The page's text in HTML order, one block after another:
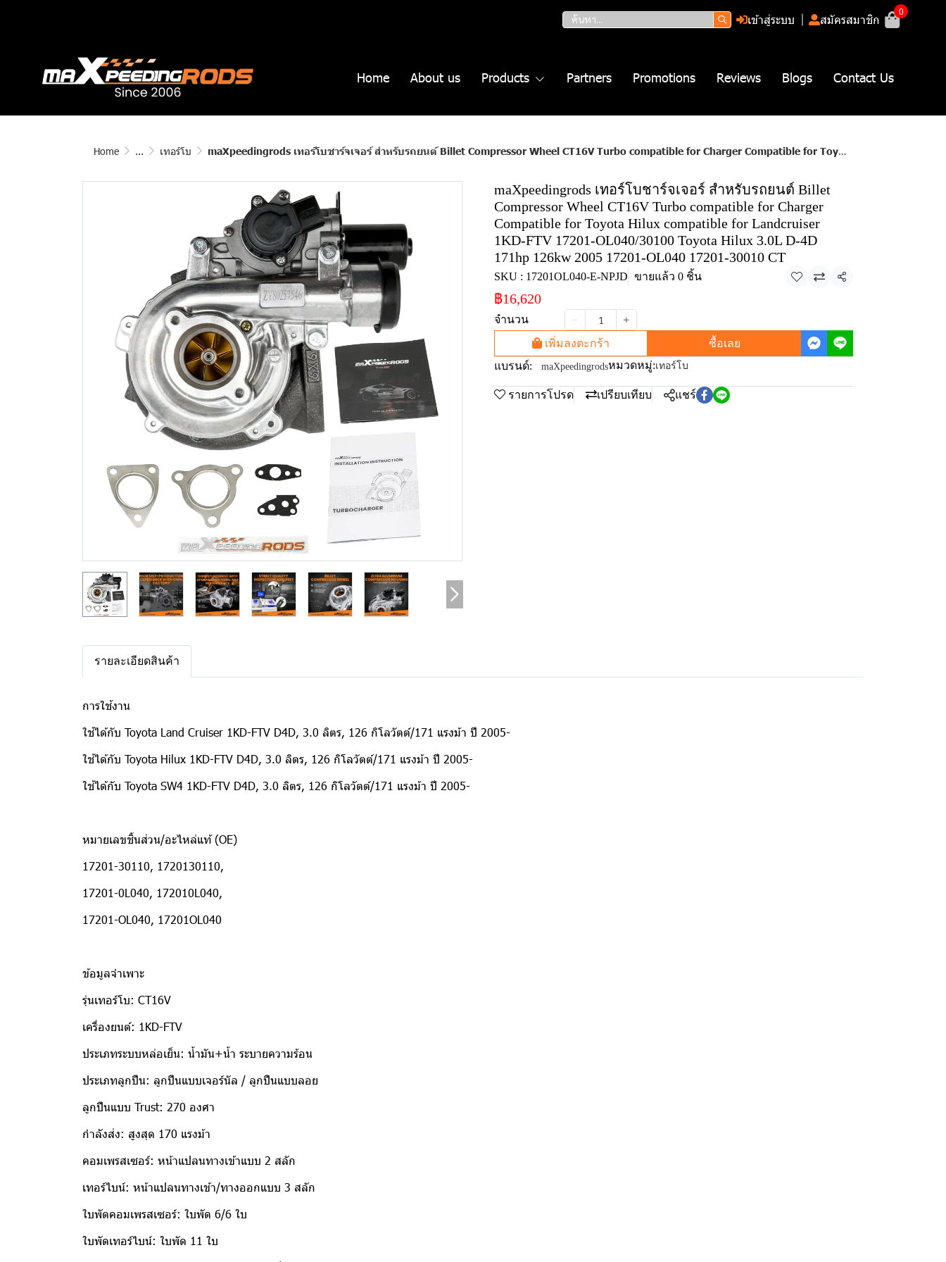
เข้าสู่ระบบ สมัครสมาชิก
0
Home About us Products Partners Promotions Reviews Blogs Contact Us
Home ... เทอร์โบ maXpeedingrods เทอร์โบชาร์จเจอร์ สำหรับรถยนต์ Billet Compressor Wheel CT16V Turbo compatible for Charger Compatible for Toyota Hilux compatible for Landcruiser 1KD-FTV 17201-OL040/30100 Toyota Hilux 3.0L D-4D 171hp 126kw 2005 17201-OL040 17201-30010 CT
maXpeedingrods เทอร์โบชาร์จเจอร์ สำหรับรถยนต์ Billet
Compressor Wheel CT16V Turbo compatible for Charger
Compatible for Toyota Hilux compatible for Landcruiser
1KD-FTV 17201-OL040/30100 Toyota Hilux 3.0L D-4D
171hp 126kw 2005 17201-OL040 17201-30010 CT
SKU : 17201OL040-E-NPJD ขายแล้ว 0 ชิ้น แชร์
฿16,620
จำนวน
เพิ่มลงตะกร้า
ซื้อเลย
แบรนด์:
maXpeedingrodsหมวดหมู่:เทอร์โบ
รายการโปรด เปรียบเทียบ แชร์
รายละเอียดสินค้า
การใช้งาน
ใช้ได้กับ Toyota Land Cruiser 1KD-FTV D4D, 3.0 ลิตร, 126 กิโลวัตต์/171 แรงม้า ปี 2005-
ใช้ได้กับ Toyota Hilux 1KD-FTV D4D, 3.0 ลิตร, 126 กิโลวัตต์/171 แรงม้า ปี 2005-
ใช้ได้กับ Toyota SW4 1KD-FTV D4D, 3.0 ลิตร, 126 กิโลวัตต์/171 แรงม้า ปี 2005-
หมายเลขชิ้นส่วน/อะไหล่แท้ (OE)
17201-30110, 1720130110,
17201-0L040, 172010L040,
17201-OL040, 17201OL040
ข้อมูลจำเพาะ
รุ่นเทอร์โบ: CT16V
เครื่องยนต์: 1KD-FTV
ประเภทระบบหล่อเย็น: น้ำมัน+น้ำ ระบายความร้อน
ประเภทลูกปืน: ลูกปืนแบบเจอร์นัล / ลูกปืนแบบลอย
ลูกปืนแบบ Trust: 270 องศา
กำลังส่ง: สูงสุด 170 แรงม้า
คอมเพรสเซอร์: หน้าแปลนทางเข้าแบบ 2 สลัก
เทอร์ไบน์: หน้าแปลนทางเข้า/ทางออกแบบ 3 สลัก
ใบพัดคอมเพรสเซอร์: ใบพัด 6/6 ใบ
ใบพัดเทอร์ไบน์: ใบพัด 11 ใบ